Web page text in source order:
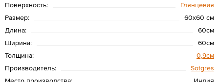
Поверхность:
Глянцевая
Размер:
60х60 см
Длина:
60см
Ширина:
60см
Толщина:
0,9см
Производитель:
Sotgres
Место производства:
Индия